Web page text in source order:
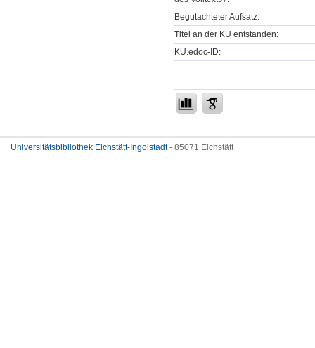
Begutachteter Aufsatz:
Titel an der KU entstanden:
KU.edoc-ID:
Universitätsbibliothek Eichstätt-Ingolstadt- 85071 Eichstätt